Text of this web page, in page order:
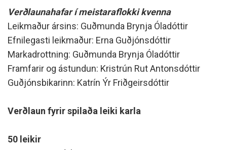
Verðlaunahafar í meistaraflokki kvenna
Leikmaður ársins: Guðmunda Brynja Óladóttir
Efnilegasti leikmaður: Erna Guðjónsdóttir
Markadrottning: Guðmunda Brynja Óladóttir
Framfarir og ástundun: Kristrún Rut Antonsdóttir
Guðjónsbikarinn: Katrín Ýr Friðgeirsdóttir
Verðlaun fyrir spilaða leiki karla
50 leikir